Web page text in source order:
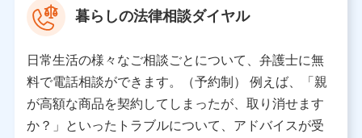
氏名、電話番号、メールアドレス、お客さまの識別子、属
性、連絡先、dポイントサービスのご利用に関する情報。例
として、dポイントカード番号、性別、年齢、家族構成、住
所、dポイント残高、dポイント利用履歴などが含まれます。
利用情報
当社又は株式会社NTTドコモが提供する各種サービスなどの
ご契約・ご利用などに関する情報。例として、当社又は株式
会社NTTドコモが提供する各種サービスのご契約状態・ご利
用履歴インターネット利用時の行動に関する情報、アプリケ
暮らしの法律相談ダイヤル
日常生活の様々なご相談ごとについて、弁護士に無
料で電話相談ができます。（予約制） 例えば、「親
が高額な商品を契約してしまったが、取り消せます
か？」といったトラブルについて、アドバイスが受